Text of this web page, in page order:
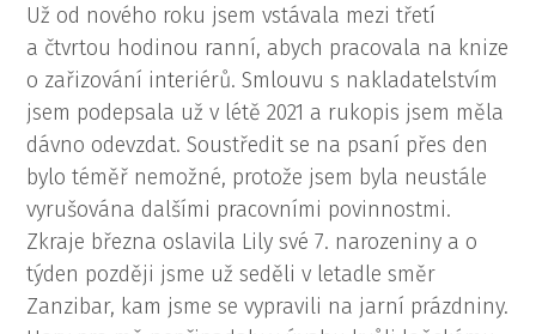
Už od nového roku jsem vstávala mezi třetí
a čtvrtou hodinou ranní, abych pracovala na knize
o zařizování interiérů. Smlouvu s nakladatelstvím
jsem podepsala už v létě 2021 a rukopis jsem měla
dávno odevzdat. Soustředit se na psaní přes den
bylo téměř nemožné, protože jsem byla neustále
vyrušována dalšími pracovními povinnostmi.
Zkraje března oslavila Lily své 7. narozeniny a o
týden později jsme už seděli v letadle směr
Zanzibar, kam jsme se vypravili na jarní prázdniny.